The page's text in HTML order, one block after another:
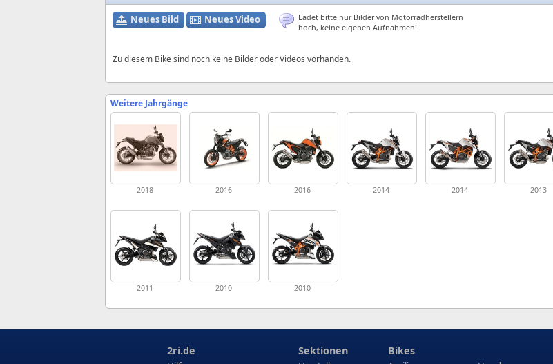
Neues Bild Neues Video
Ladet bitte nur Bilder von Motorradherstellern
hoch, keine eigenen Aufnahmen!
Zu diesem Bike sind noch keine Bilder oder Videos vorhanden.
Weitere Jahrgänge
2018 2016 2016 2014 2014 2013
2011 2010 2010
2ri.de Sektionen Bikes